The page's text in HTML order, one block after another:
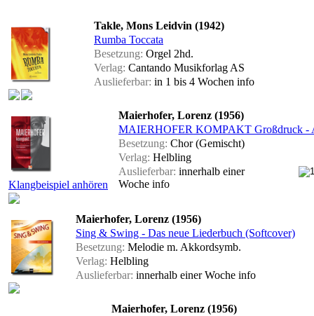
Takle, Mons Leidvin (1942)
Rumba Toccata
Besetzung: Orgel 2hd.
Verlag: Cantando Musikforlag AS
Auslieferbar: in 1 bis 4 Wochen info
Klangbeispiel anhören
Maierhofer, Lorenz (1956)
MAIERHOFER KOMPAKT Großdruck -
Besetzung: Chor (Gemischt)
Verlag: Helbling
Auslieferbar: innerhalb einer
Woche info
Maierhofer, Lorenz (1956)
Sing & Swing - Das neue Liederbuch (Softcover)
Besetzung: Melodie m. Akkordsymb.
Verlag: Helbling
Auslieferbar: innerhalb einer Woche info
Maierhofer, Lorenz (1956)